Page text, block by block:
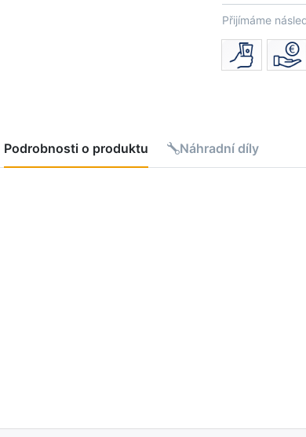
Přijímáme
Podrobnosti o produktu Náhradní díly